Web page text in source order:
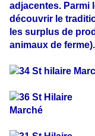
adjacentes. Parmi
découvrir le
les surplus de
animaux de ferme).